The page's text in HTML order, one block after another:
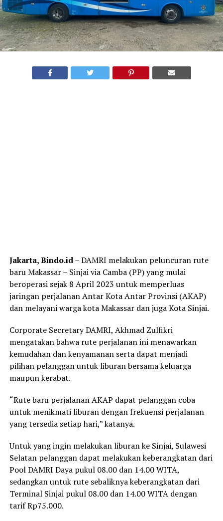
Jakarta, Bindo.id– DAMRI melakukan peluncuran rute
baru Makassar – Sinjai via Camba (PP) yang mulai
beroperasi sejak 8 April 2023 untuk memperluas
jaringan perjalanan Antar Kota Antar Provinsi (AKAP)
dan melayani warga kota Makassar dan juga Kota Sinjai.
Corporate Secretary DAMRI, Akhmad Zulfikri
mengatakan bahwa rute perjalanan ini menawarkan
kemudahan dan kenyamanan serta dapat menjadi
pilihan pelanggan untuk liburan bersama keluarga
maupun kerabat.
“Rute baru perjalanan AKAP dapat pelanggan coba
untuk menikmati liburan dengan frekuensi perjalanan
yang tersedia setiap hari,” katanya.
Untuk yang ingin melakukan liburan ke Sinjai, Sulawesi
Selatan pelanggan dapat melakukan keberangkatan dari
Pool DAMRI Daya pukul 08.00 dan 14.00 WITA,
sedangkan untuk rute sebaliknya keberangkatan dari
Terminal Sinjai pukul 08.00 dan 14.00 WITA dengan
tarif Rp75.000.